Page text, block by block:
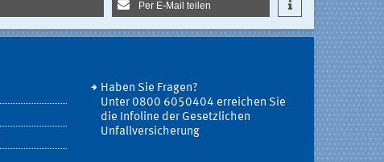
Per E-Mail teilen
Haben Sie Fragen?
Unter 0800 6050404 erreichen Sie
die Infoline der Gesetzlichen
Unfallversicherung